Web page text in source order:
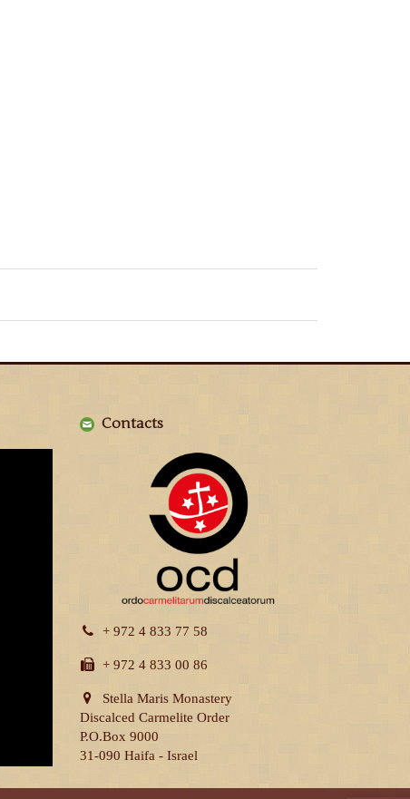
Contacts
+ 972 4 833 77 58
+ 972 4 833 00 86
Stella Maris Monastery
Discalced Carmelite Order
P.O.Box 9000
31-090 Haifa - Israel